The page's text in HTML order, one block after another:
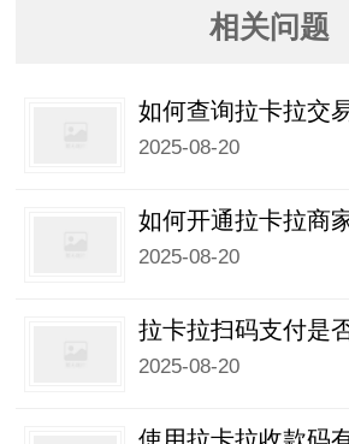
相关问题
如何查询拉卡拉交
2025-08-20
如何开通拉卡拉商
2025-08-20
拉卡拉扫码支付是
2025-08-20